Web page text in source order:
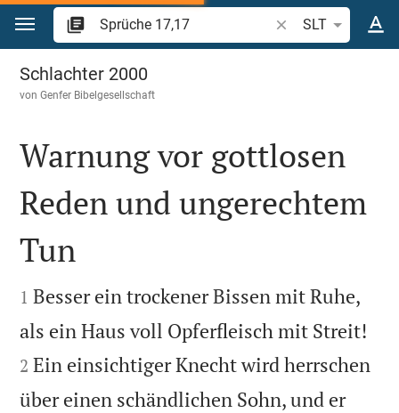
Zum Inhalt springen
Bibelstelle oder
SLT
Sprüche 17
Schlachter 2000
vonGenfer Bibelgesellschaft

Warnung vor gottlosen
Reden und ungerechtem
Tun

1 Besser ein trockener Bissen mit Ruhe,
als ein Haus voll Opferfleisch mit Streit!
2 Ein einsichtiger Knecht wird herrschen
über einen schändlichen Sohn, und er